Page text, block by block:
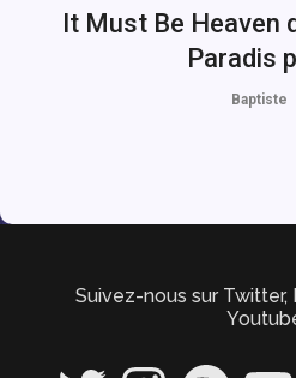
It Must Be Heaven
Paradis
Baptiste
Suivez-nous sur Twitter,
Twitter InstagramSpotify YouTube